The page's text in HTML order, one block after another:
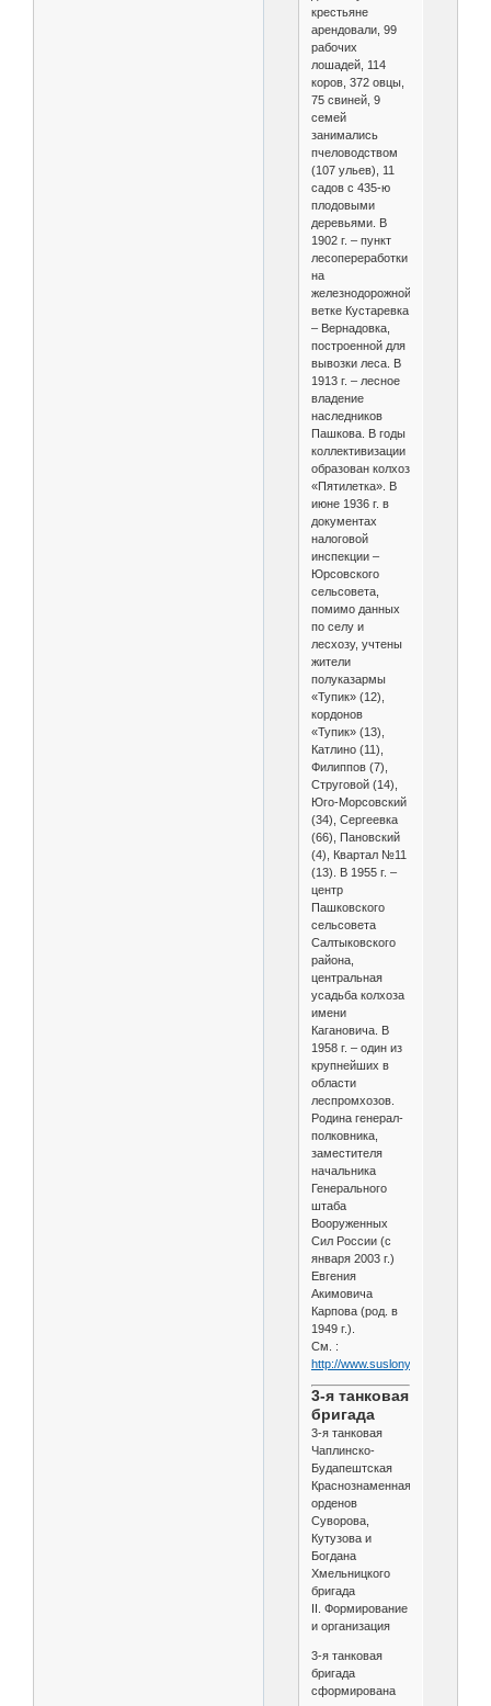
крестьяне
арендовали, 99
рабочих
лошадей, 114
коров, 372 овцы,
75 свиней, 9
семей
занимались
пчеловодством
(107 ульев), 11
садов с 435-ю
плодовыми
деревьями. В
1902 г. – пункт
лесопереработки
на
железнодорожной
ветке Кустаревка
– Вернадовка,
построенной для
вывозки леса. В
1913 г. – лесное
владение
наследников
Пашкова. В годы
коллективизации
образован колхоз
«Пятилетка». В
июне 1936 г. в
документах
налоговой
инспекции –
Юрсовского
сельсовета,
помимо данных
по селу и
лесхозу, учтены
жители
полуказармы
«Тупик» (12),
кордонов
«Тупик» (13),
Катлино (11),
Филиппов (7),
Струговой (14),
Юго-Морсовский
(34), Сергеевка
(66), Пановский
(4), Квартал №11
(13). В 1955 г. –
центр
Пашковского
сельсовета
Салтыковского
района,
центральная
усадьба колхоза
имени
Кагановича. В
1958 г. – один из
крупнейших в
области
леспромхозов.
Родина генерал-
полковника,
заместителя
начальника
Генерального
штаба
Вооруженных
Сил России (с
января 2003 г.)
Евгения
Акимовича
Карпова (род. в
1949 г.).
См. :
http://www.suslony.ru/
3-я танковая
бригада
3-я танковая
Чаплинско-
Будапештская
Краснознаменная
орденов
Суворова,
Кутузова и
Богдана
Хмельницкого
бригада
II. Формирование
и организация
3-я танковая
бригада
сформирована